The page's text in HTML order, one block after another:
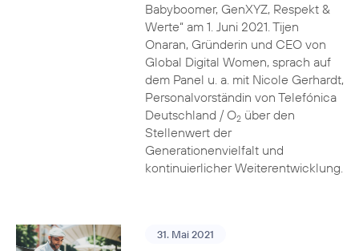
Babyboomer, GenXYZ, Respekt &
Werte“ am 1. Juni 2021. Tijen
Onaran, Gründerin und CEO von
Global Digital Women, sprach auf
dem Panel u. a. mit Nicole Gerhardt,
Personalvorständin von Telefónica
Deutschland / O2über den
Stellenwert der
Generationenvielfalt und
kontinuierlicher Weiterentwicklung.
31. Mai 2021